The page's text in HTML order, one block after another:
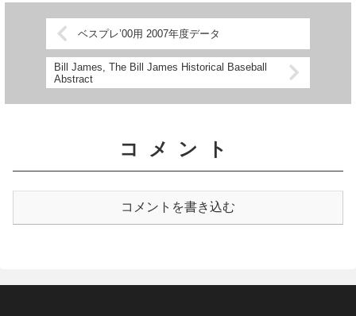
ベスプレ’00用 2007年度データ
Bill James, The Bill James Historical Baseball
Abstract
コメント
コメントを書き込む